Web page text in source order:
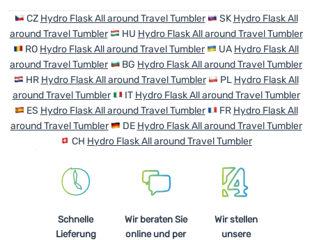
CZ Hydro Flask All around Travel Tumbler SK Hydro Flask All
around Travel Tumbler
HU Hydro Flask All around Travel Tumbler
RO Hydro Flask All around Travel Tumbler UA Hydro Flask All
around Travel Tumbler
BG Hydro Flask All around Travel Tumbler
HR Hydro Flask All around Travel Tumbler PL Hydro Flask All
around Travel Tumbler
IT Hydro Flask All around Travel Tumbler
ES Hydro Flask All around Travel Tumbler FR Hydro Flask All
around Travel Tumbler
DE Hydro Flask All around Travel Tumbler
CH Hydro Flask All around Travel Tumbler
Schnelle
Lieferung
Wir beraten Sie
online und per
Wir stellen
unsere